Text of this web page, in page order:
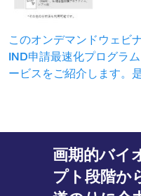
このオンデマンドウェビ
IND申請最速化プログラ
ービスをご紹介します。
画期的バイ
プト段階か